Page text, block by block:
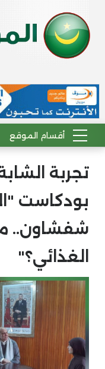
تجربة
بودكاست
شفشاون.. ما
الغذائي؟"